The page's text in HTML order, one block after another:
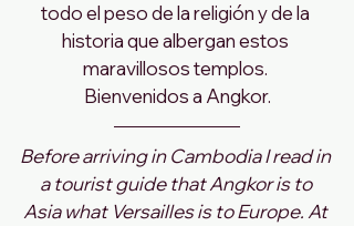
todo el peso de la religión y de la
historia que albergan estos
maravillosos templos.
Bienvenidos a Angkor.
Before arriving in Cambodia I read in
a tourist guide that Angkor is to
Asia what Versailles is to Europe. At